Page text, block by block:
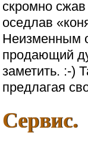
скромно
оседлав
Неизменным
продающий
заметить. :-)
предлагая
Сервис.